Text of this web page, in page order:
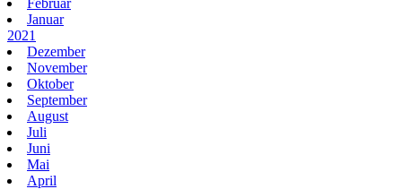
Januar
2021
Dezember
November
Oktober
September
August
Juli
Juni
Mai
April